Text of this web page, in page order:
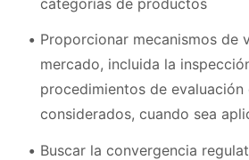
Proporcionar mecanismos de
mercado, incluida la
procedimientos de
considerados, cuando sea
Buscar la convergencia